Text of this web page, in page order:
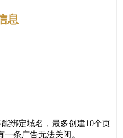
息
绑定域名，最多创建10个页
条广告无法关闭。